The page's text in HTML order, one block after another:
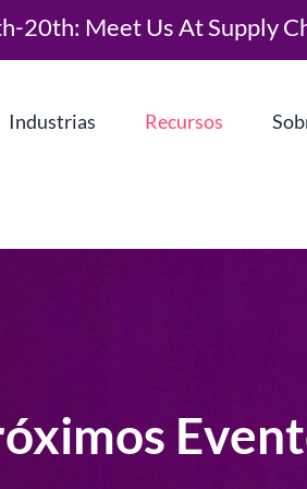
Industrias Recursos
¿Qué es la
20th: Meet Us At Supply